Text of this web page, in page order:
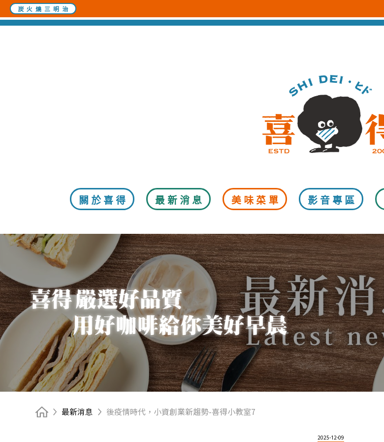
炭火燒三明治
關於喜得 最新消息 美味菜單 影音專區
最新消息 後疫情時代，小資創業新趨勢-喜得小教室7
2025-12-09